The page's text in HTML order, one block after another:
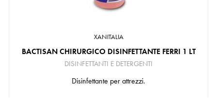
XANITALIA
BACTISAN CHIRURGICO DISINFETTANTE FERRI 1 LT
DISINFETTANTI E DETERGENTI
Disinfettante per attrezzi.